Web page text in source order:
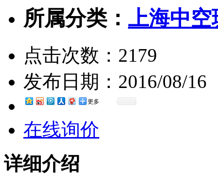
所属分类： 上海中空
点击次数： 2179
发布日期： 2016/08/16
更多
在线询价
详细介绍